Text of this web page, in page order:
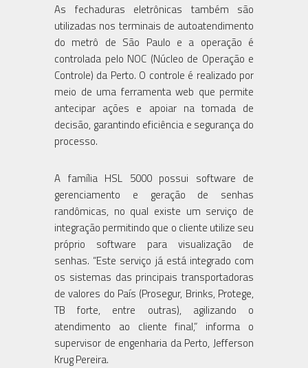
As fechaduras eletrônicas também são
utilizadas nos terminais de autoatendimento
do metrô de São Paulo e a operação é
controlada pelo NOC (Núcleo de Operação e
Controle) da Perto. O controle é realizado por
meio de uma ferramenta web que permite
antecipar ações e apoiar na tomada de
decisão, garantindo eficiência e segurança do
processo.
A família HSL 5000 possui software de
gerenciamento e geração de senhas
randômicas, no qual existe um serviço de
integração permitindo que o cliente utilize seu
próprio software para visualização de
senhas. “Este serviço já está integrado com
os sistemas das principais transportadoras
de valores do País (Prosegur, Brinks, Protege,
TB forte, entre outras), agilizando o
atendimento ao cliente final,” informa o
supervisor de engenharia da Perto, Jefferson
Krug Pereira.